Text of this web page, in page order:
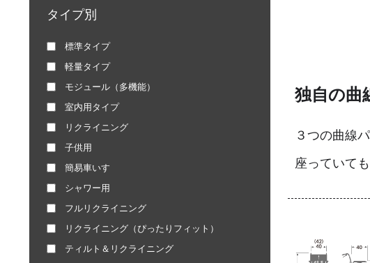
タイプ別
標準タイプ
軽量タイプ
モジュール（多機能）
室内用タイプ
リクライニング
子供用
簡易車いす
シャワー用
フルリクライニング
リクライニング（ぴったりフィット）
ティルト＆リクライニング
独自の曲
３つの曲線
座っていて